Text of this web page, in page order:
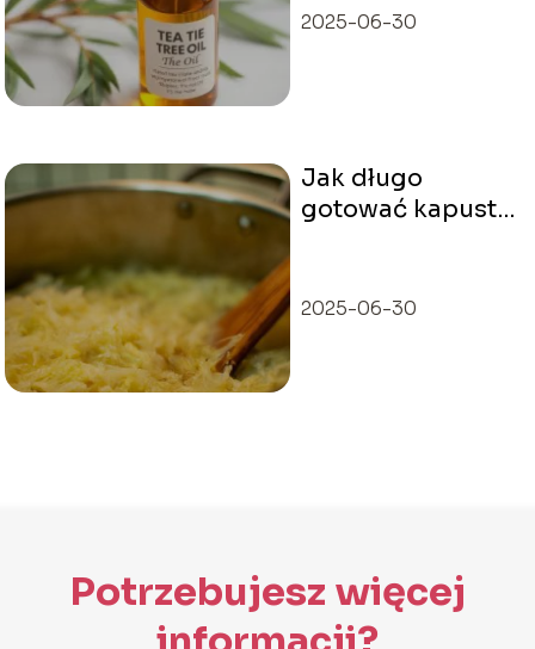
2025-06-30
Jak długo
gotować kapustę
2025-06-30
Potrzebujesz więcej